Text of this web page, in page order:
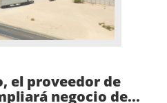
el proveedor de
negocio de...